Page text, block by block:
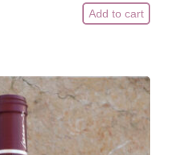
Add to cart